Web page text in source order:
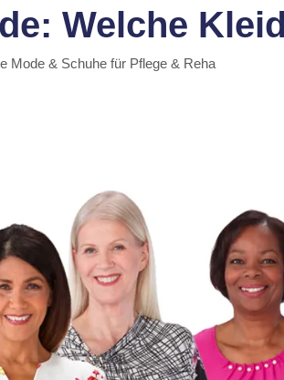
Welche
Mode & Schuhe für Pflege & Reha